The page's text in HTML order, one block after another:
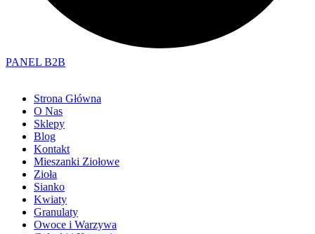
PANEL B2B
Strona Główna
O Nas
Sklepy
Blog
Kontakt
Mieszanki Ziołowe
Zioła
Sianko
Kwiaty
Granulaty
Owoce i Warzywa